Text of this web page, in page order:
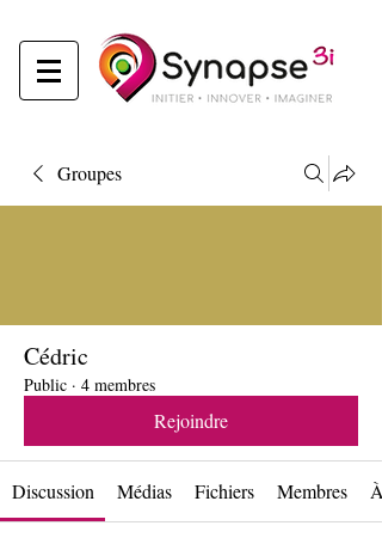
Groupes
Cédric
Public · 4 membres
Rejoindre
Discussion Médias Fichiers Membres